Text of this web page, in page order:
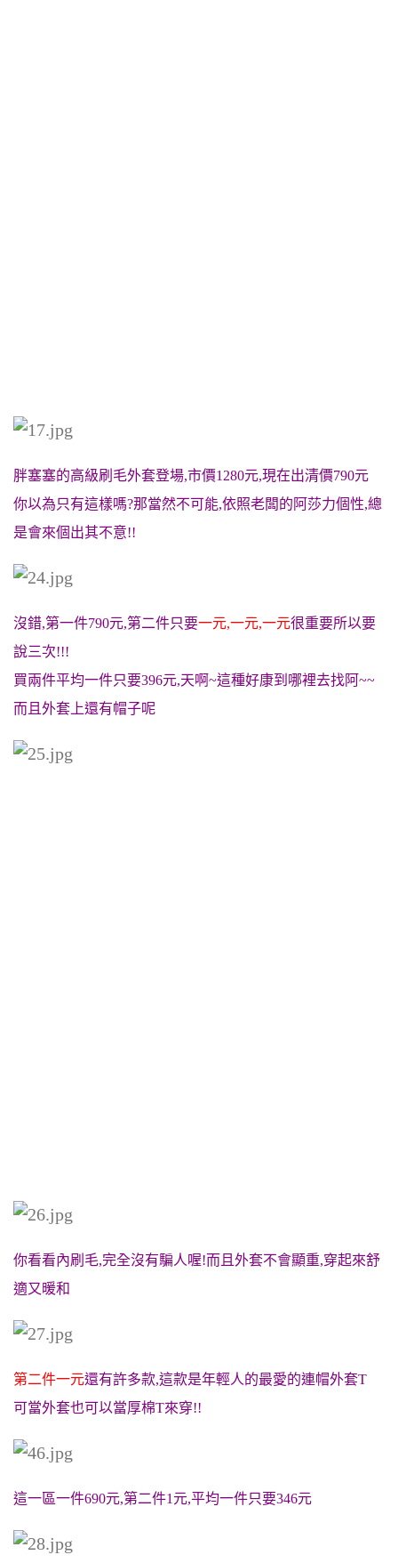
胖塞塞的高級刷毛外套登場,市價1280元,現在出清價790元
你以為只有這樣嗎?那當然不可能,依照老闆的阿莎力個性,總
是會來個出其不意!!
沒錯,第一件790元,第二件只要一元,一元,一元很重要所以要
說三次!!!
買兩件平均一件只要396元,天啊~這種好康到哪裡去找阿~~
而且外套上還有帽子呢
你看看內刷毛,完全沒有騙人喔!而且外套不會顯重,穿起來舒
適又暖和
第二件一元還有許多款,這款是年輕人的最愛的連帽外套T
可當外套也可以當厚棉T來穿!!
這一區一件690元,第二件1元,平均一件只要346元